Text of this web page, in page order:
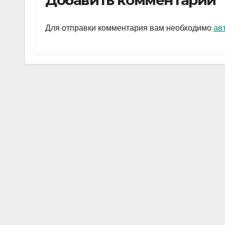
gr
a
s
A
p
а
в
ть
Для отправки комментария вам необходимо